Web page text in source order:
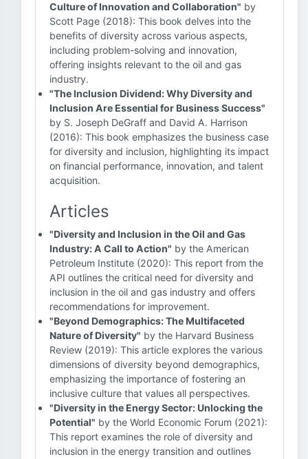
Culture of Innovation and Collaboration" by
Scott Page (2018): This book delves into the
benefits of diversity across various aspects,
including problem-solving and innovation,
offering insights relevant to the oil and gas
industry.
"The Inclusion Dividend: Why Diversity and
Inclusion Are Essential for Business Success"
by S. Joseph DeGraff and David A. Harrison
(2016): This book emphasizes the business case
for diversity and inclusion, highlighting its impact
on financial performance, innovation, and talent
acquisition.
Articles
"Diversity and Inclusion in the Oil and Gas
Industry: A Call to Action" by the American
Petroleum Institute (2020): This report from the
API outlines the critical need for diversity and
inclusion in the oil and gas industry and offers
recommendations for improvement.
"Beyond Demographics: The Multifaceted
Nature of Diversity" by the Harvard Business
Review (2019): This article explores the various
dimensions of diversity beyond demographics,
emphasizing the importance of fostering an
inclusive culture that values all perspectives.
"Diversity in the Energy Sector: Unlocking the
Potential" by the World Economic Forum (2021):
This report examines the role of diversity and
inclusion in the energy transition and outlines